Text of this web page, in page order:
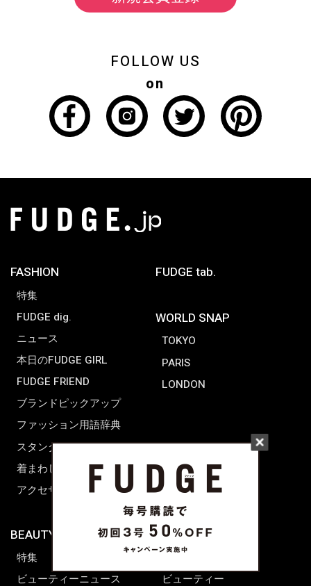
FOLLOW US
on
FASHION
特集
FUDGE dig.
ニュース
本日のFUDGE GIRL
FUDGE FRIEND
ブランドピックアップ
ファッション用語辞典
スタンダード
着まわし7days
アクセサリー
FUDGE tab.
WORLD SNAP
TOKYO
PARIS
LONDON
BEAUTY & HAIR
特集
ビューティーニュース
FUDGENA
ファッション
ビューティー